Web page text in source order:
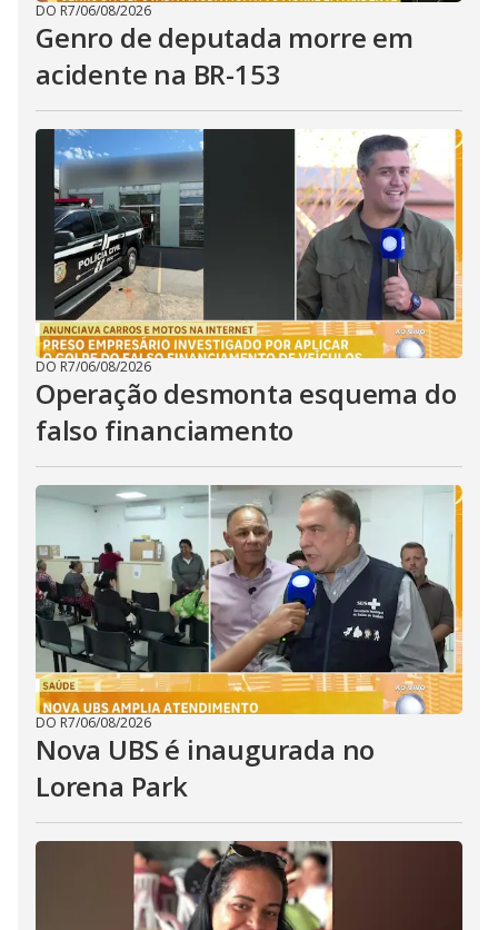
DO R7/06/08/2026
Genro de deputada morre em
acidente na BR-153
DO R7/06/08/2026
Operação desmonta esquema do
falso financiamento
DO R7/06/08/2026
Nova UBS é inaugurada no
Lorena Park